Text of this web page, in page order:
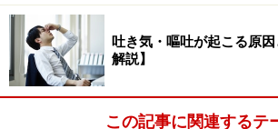
容器に息を吹き込んで、呼気を調べる
菌の持っている「ウレアーゼ」という
化炭素とアンモニアに分解しますが、
炭素は吐く息の中に出てきます。最初
その後特殊な尿素製剤である試験薬を
吐き気・嘔吐が起こる原
解説】
この記事に関連するテ